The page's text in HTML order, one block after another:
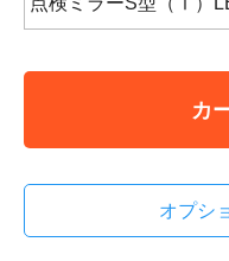
カ
オプシ